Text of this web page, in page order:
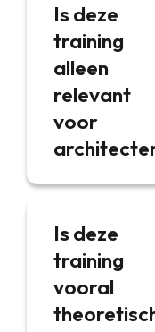
Is deze
training
alleen
relevant
voor
Is deze
training
vooral